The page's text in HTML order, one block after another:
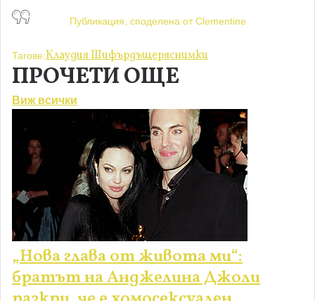
Публикация, споделена от Clementine
Тагове:Клаудия Шифърдъщеряснимки
ПРОЧЕТИ ОЩЕ
Виж всички
„Нова глава от живота ми“:
братът на Анджелина Джоли